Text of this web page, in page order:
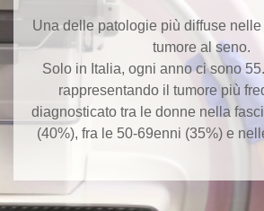
Una delle patologie più diffuse nelle
tumore al seno.
Solo in Italia, ogni anno ci sono
rappresentando il tumore più
diagnosticato tra le donne nella
(40%), fra le 50-69enni (35%) e